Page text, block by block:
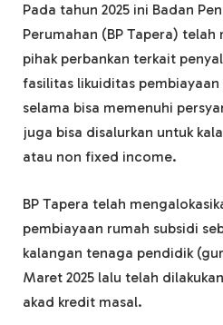
Pada tahun 2025 ini Badan
Perumahan (BP Tapera) telah
pihak perbankan terkait
fasilitas likuiditas pembiayaan
selama bisa memenuhi
juga bisa disalurkan untuk
atau non fixed income.
BP Tapera telah
pembiayaan rumah subsidi
kalangan tenaga pendidik
Maret 2025 lalu telah
akad kredit masal.